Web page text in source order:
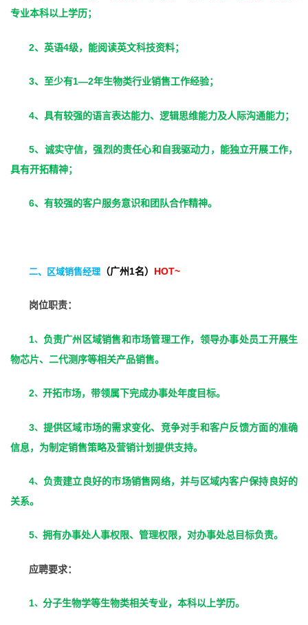
专业本科以上学历；
2、英语4级，能阅读英文科技资料；
3、至少有1—2年生物类行业销售工作经验；
4、具有较强的语言表达能力、逻辑思维能力及人际沟通能力；
5、诚实守信，强烈的责任心和自我驱动力，能独立开展工作，
具有开拓精神；
6、有较强的客户服务意识和团队合作精神。
二、区域销售经理 （广州1名） HOT~
岗位职责：
1、 负责广州区域销售和市场管理工作，领导办事处员工开展生
物芯片、二代测序等相关产品销售。
2、开拓市场，带领属下完成办事处年度目标。
3、 提供区域市场的需求变化、竞争对手和客户反馈方面的准确
信息，为制定销售策略及营销计划提供支持。
4、 负责建立良好的市场销售网络，并与区域内客户保持良好的
关系。
5、拥有办事处人事权限、管理权限，对办事处总目标负责。
应聘要求：
1、分子生物学等生物类相关专业，本科以上学历。